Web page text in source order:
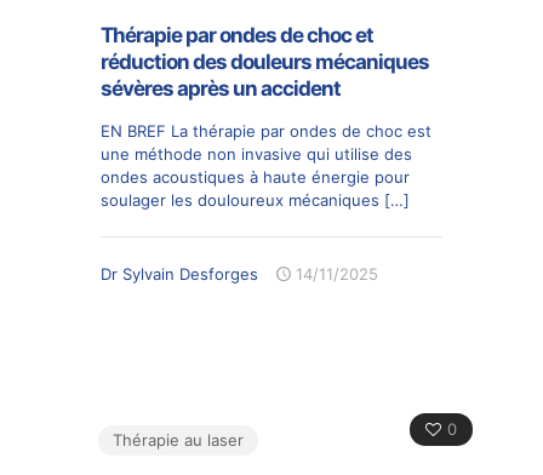
Thérapie par ondes de choc et
réduction des douleurs mécaniques
sévères après un accident
EN BREF La thérapie par ondes de choc est
une méthode non invasive qui utilise des
ondes acoustiques à haute énergie pour
soulager les douloureux mécaniques […]
Dr Sylvain Desforges 14/11/2025
0
Thérapie au laser